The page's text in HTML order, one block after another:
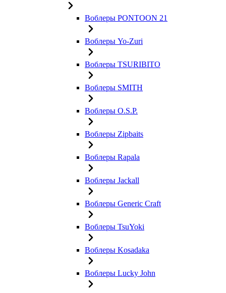
Воблеры PONTOON 21
Воблеры Yo-Zuri
Воблеры TSURIBITO
Воблеры SMITH
Воблеры O.S.P.
Воблеры Zipbaits
Воблеры Rapala
Воблеры Jackall
Воблеры Generic Craft
Воблеры TsuYoki
Воблеры Kosadaka
Воблеры Lucky John